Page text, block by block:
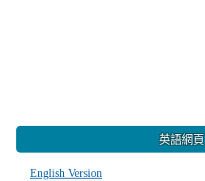
英語網頁
English Version